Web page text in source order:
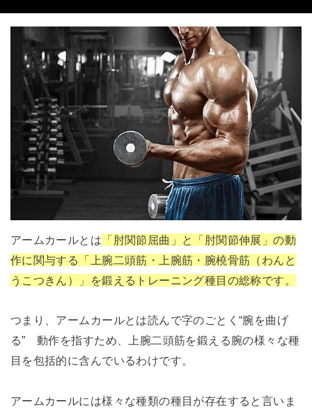
アームカールとは 「肘関節屈曲」と「肘関節伸展」の動
作に関与する「上腕二頭筋・上腕筋・腕橈骨筋（わんと
うこつきん）」を鍛えるトレーニング種目の総称です。
つまり、アームカールとは読んで字のごとく“腕を曲げ
る” 動作を指すため、上腕二頭筋を鍛える腕の様々な種
目を包括的に含んでいるわけです。
アームカールには様々な種類の種目が存在すると言いま